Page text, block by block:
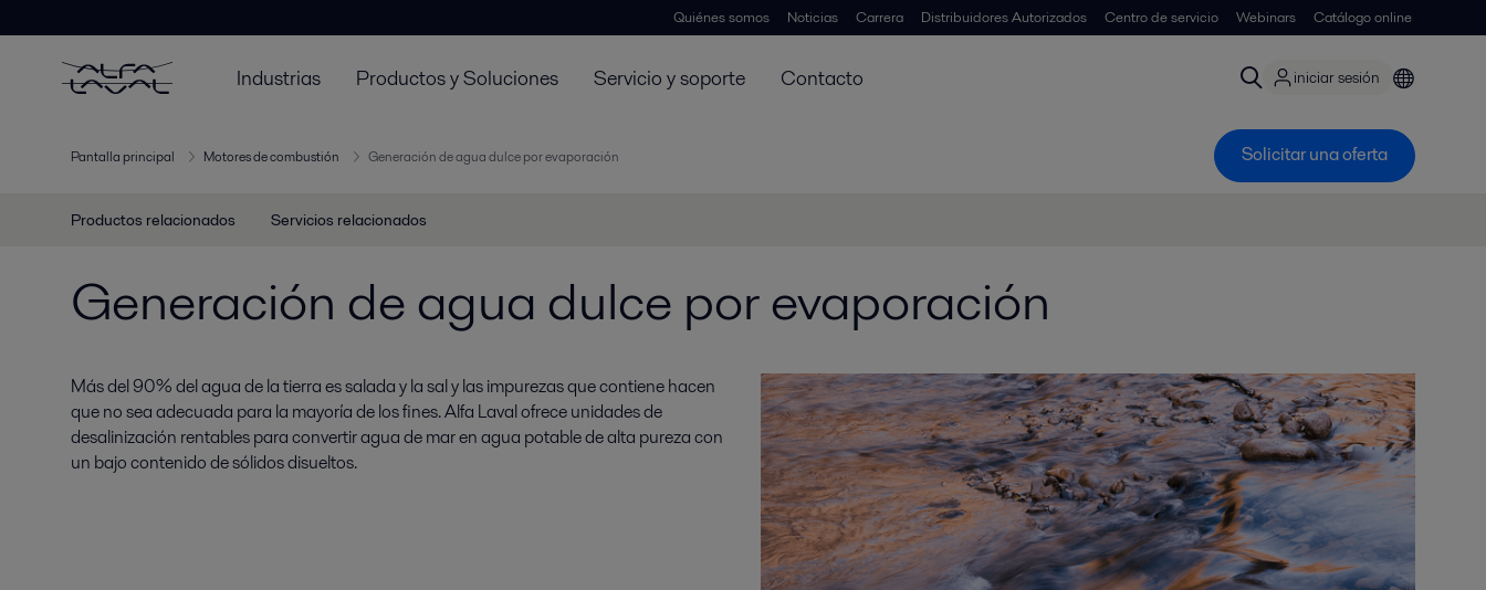
Quiénes somos Noticias Carrera Distribuidores Autorizados Centro de servicio Webinars Catálogo online
Industrias Productos y Soluciones Servicio y soporte Contacto iniciar sesión
Pantalla principal Motores de combustión Generación de agua dulce por evaporación Solicitar una oferta
Productos relacionados Servicios relacionados
Generación de agua dulce por evaporación
Más del 90% del agua de la tierra es salada y la sal y las impurezas que contiene hacen
que no sea adecuada para la mayoría de los fines. Alfa Laval ofrece unidades de
desalinización rentables para convertir agua de mar en agua potable de alta pureza con
un bajo contenido de sólidos disueltos.